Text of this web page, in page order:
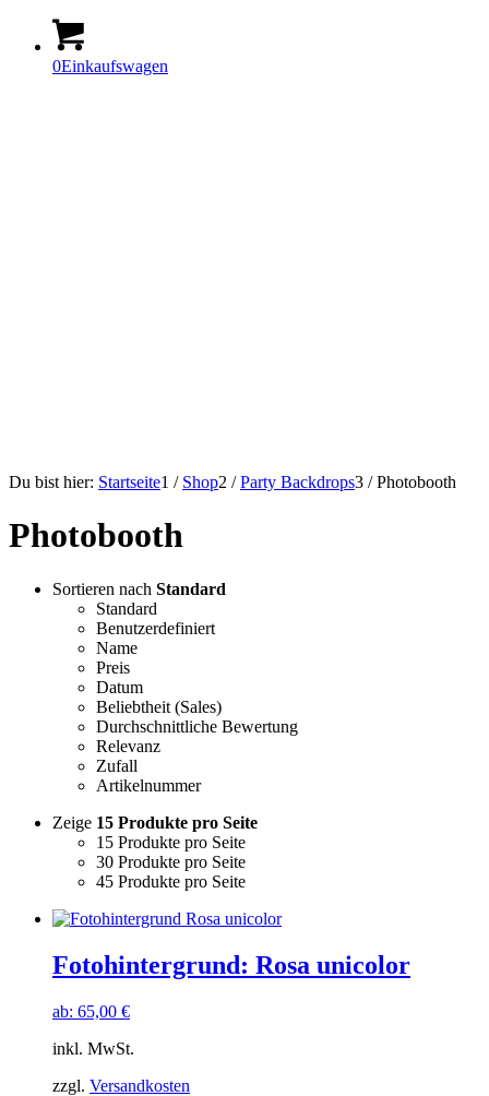
0Einkaufswagen
Du bist hier: Startseite1 / Shop2 / Party Backdrops3 / Photobooth
Photobooth
Sortieren nach Standard
Standard
Benutzerdefiniert
Name
Preis
Datum
Beliebtheit (Sales)
Durchschnittliche Bewertung
Relevanz
Zufall
Artikelnummer
Zeige 15 Produkte pro Seite
15 Produkte pro Seite
30 Produkte pro Seite
45 Produkte pro Seite
Fotohintergrund: Rosa unicolor
ab: 65,00 €
inkl. MwSt.
zzgl. Versandkosten